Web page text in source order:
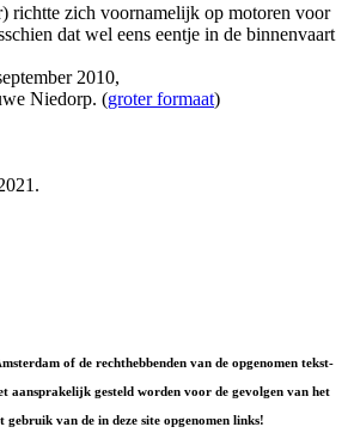
richtte zich voornamelijk op motoren voor
dat wel eens eentje in de binnenvaart
2010,
Niedorp. (groter formaat)
of de rechthebbenden van de opgenomen tekst-
aansprakelijk gesteld worden voor de gevolgen van het
gebruik van de in deze site opgenomen links!